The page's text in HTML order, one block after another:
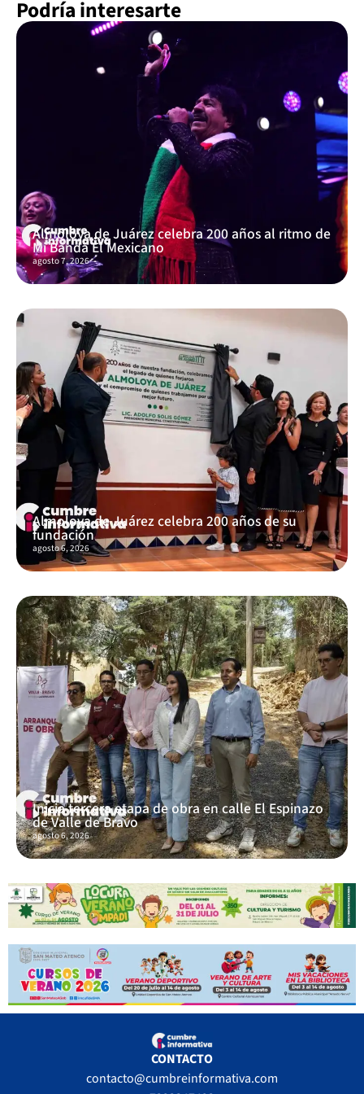
Podría interesarte
Almoloya de Juárez celebra 200 años al ritmo de
Mi Banda El Mexicano
agosto 7, 2026
Almoloya de Juárez celebra 200 años de su
fundación
agosto 6, 2026
Inicia tercera etapa de obra en calle El Espinazo
de Valle de Bravo
agosto 6, 2026
CONTACTO
contacto@cumbreinformativa.com